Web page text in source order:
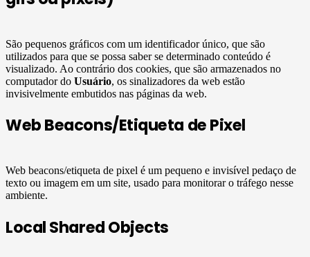
São pequenos gráficos com um identificador único, que são
utilizados para que se possa saber se determinado conteúdo é
visualizado. Ao contrário dos cookies, que são armazenados no
computador do Usuário, os sinalizadores da web estão
invisivelmente embutidos nas páginas da web.
Web Beacons/Etiqueta de Pixel
Web beacons/etiqueta de pixel é um pequeno e invisível pedaço de
texto ou imagem em um site, usado para monitorar o tráfego nesse
ambiente.
Local Shared Objects